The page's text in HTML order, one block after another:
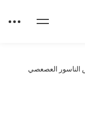
العصعصي